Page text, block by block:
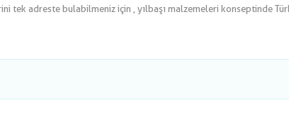
tek adreste bulabilmeniz için , yılbaşı malzemeleri konseptinde